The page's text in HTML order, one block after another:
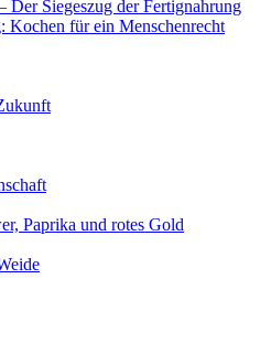
Der Siegeszug der Fertignahrung
Kochen für ein Menschenrecht
Paprika und rotes Gold